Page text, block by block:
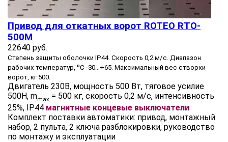
Привод для откатных ворот ROTEO RTO-
500М
22640 руб.
Степень защиты оболочки IP44. Скорость 0,2 м/с. Диапазон
рабочих температур, ºС -30…+65. Максимальный вес створки
ворот, кг 500.
Двигатель 230В, мощность 500 Вт, тяговое усилие
500Н, mmax = 500 кг, скорость 0,2 м/с, интенсивность
25%, IP44 магнитные концевые выключатели
Комплект поставки автоматики: привод, монтажный
набор, 2 пульта, 2 ключа разблокировки, руководство
по монтажу и эксплуатации